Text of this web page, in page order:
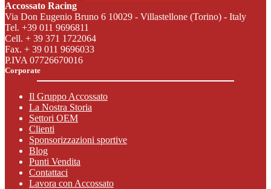
Accossato Racing
Via Don Eugenio Bruno 6 10029 - Villastellone (Torino) - Italy
Tel. +39 011 9696811
Cell. + 39 371 1722064
Fax. + 39 011 9696033
P.IVA 07726670016
Corporate
Il Gruppo Accossato
La Nostra Storia
Settori OEM
Clienti
Sponsorizzazioni sportive
Blog
Punti Vendita
Contattaci
Lavora con Accossato